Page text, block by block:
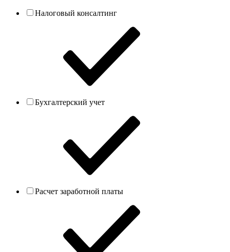
Налоговый консалтинг
Бухгалтерский учет
Расчет заработной платы